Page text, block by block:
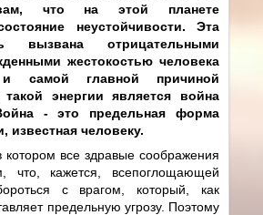
что на этой планете
неустойчивости. Эта
вызвана отрицательными
жестокостью человека
самой главной причиной
такой энергии является война
- это предельная форма
известная человеку.
котором все здравые соображения
что, кажется, всепоглощающей
с врагом, который, как
предельную угрозу. Поэтому